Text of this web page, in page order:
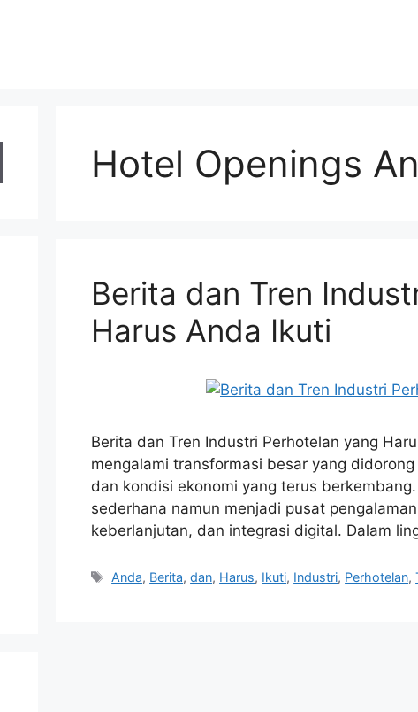
Hotel Openings
Berita dan Tren
Harus Anda Ikuti
Berita dan Tren Industri Perhotelan yang
mengalami transformasi besar yang
dan kondisi ekonomi yang terus
sederhana namun menjadi pusat
keberlanjutan, dan integrasi digital. Dalam
Tags
Anda, Berita,dan, Harus, Ikuti, Industri, Perhotelan,